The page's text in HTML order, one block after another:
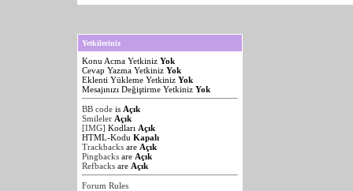
Yetkileriniz
Konu Acma Yetkiniz Yok
Cevap Yazma Yetkiniz Yok
Eklenti Yükleme Yetkiniz Yok
Mesajınızı Değiştirme Yetkiniz Yok
BB code is Açık
Smileler Açık
[IMG] Kodları Açık
HTML-Kodu Kapalı
Trackbacks are Açık
Pingbacks are Açık
Refbacks are Açık
Forum Rules